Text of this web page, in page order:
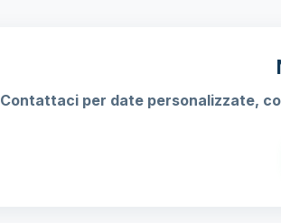
Contattaci per date personalizzate,